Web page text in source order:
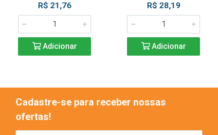
R$ 21,76
Adicionar
R$ 28,19
Adicionar
Cadastre-se para receber nossas
ofertas!